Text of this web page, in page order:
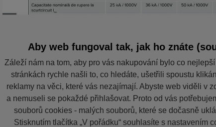
Aby web fungoval tak, jak ho znáte
Záleží nám na tom, aby pro vás nakupování bylo co
stránkách rychle našli to, co hledáte, ušetřili spoustu
reklamy na věci, které vás nezajímají. Abyste web viděli v
a nemuseli se pokaždé přihlašovat. Proto od vás
souborů cookies - malých souborů, které se dočasně
Stisknutím tlačítka „V pořádku“ souhlasíte s nastavením